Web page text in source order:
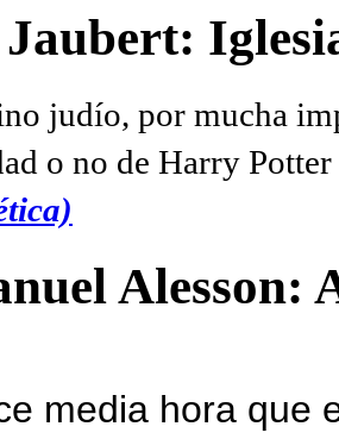
judío, por mucha
o no de Harry
Alesson:
media hora que